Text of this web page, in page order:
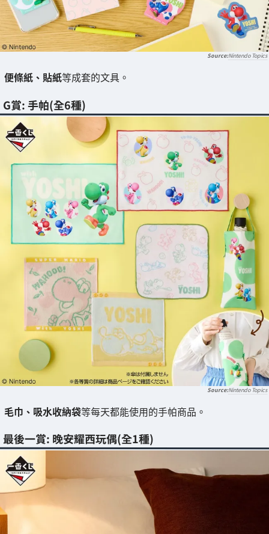
Nintendo Topics
便條紙、貼紙等成套的文具。
G賞: 手帕(全6種)
Nintendo Topics
毛巾、吸水收納袋等每天都能使用的手帕商品。
最後一賞: 晚安耀西玩偶(全1種)